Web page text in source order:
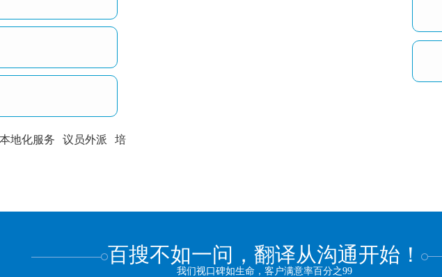
本地化服务 议员外派 培
百搜不如一问，翻译从沟通开始！
我们视口碑如生命，客户满意率百分之99